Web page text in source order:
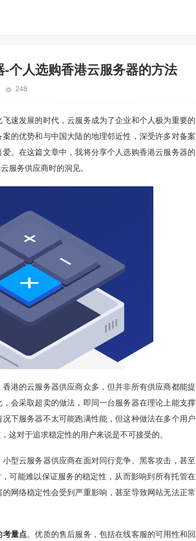
个人选购香港云服务器的方法
248
速发展的时代，云服务成为了企业和个人极为重要的
的优势和与中国大陆的地理邻近性，深受许多对备案
。在这篇文章中，我将分享个人选购香港云服务器的
服务供应商时的洞见。
香港的云服务器供应商众多，但并非所有供应商都能提
会采取超卖的做法，即同一台服务器在理论上能支撑
下服务器不太可能跑满性能，但这种做法在多个用户
这对于追求稳定性的用户来说是不可接受的。
小型云服务器供应商在面对同行竞争、黑客攻击，甚至
可能难以保证服务的稳定性，从而影响到所有托管在
网络稳定性会受到严重影响，甚至导致网站无法正常
考量点。优质的售后服务，包括在线客服的可用性和回